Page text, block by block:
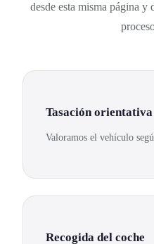
desde esta misma página y
Tasación orientativa
Valoramos el vehículo
Recogida del coche